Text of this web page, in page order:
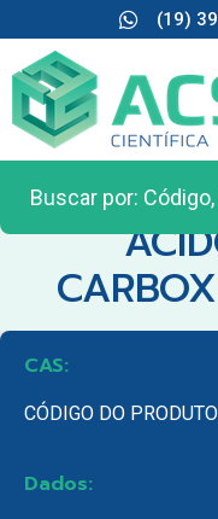
(19)
CAS:
CÓDIGO DO
Dados: